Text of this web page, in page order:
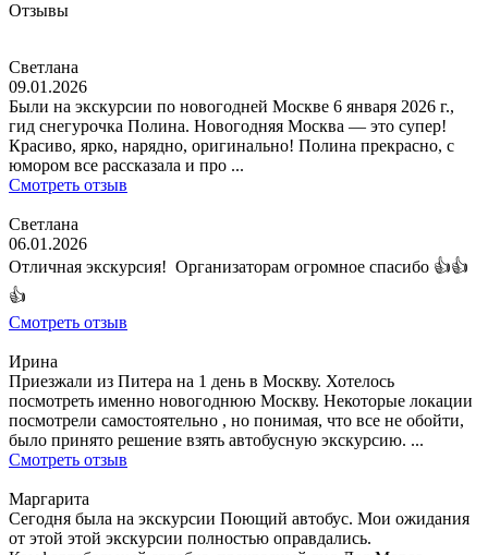
Отзывы
Светлана
09.01.2026
Были на экскурсии по новогодней Москве 6 января 2026 г.,
гид снегурочка Полина. Новогодняя Москва — это супер!
Красиво, ярко, нарядно, оригинально! Полина прекрасно, с
юмором все рассказала и про ...
Смотреть отзыв
Светлана
06.01.2026
Отличная экскурсия! Организаторам огромное спасибо 👍👍
👍
Смотреть отзыв
Ирина
Приезжали из Питера на 1 день в Москву. Хотелось
посмотреть именно новогоднюю Москву. Некоторые локации
посмотрели самостоятельно , но понимая, что все не обойти,
было принято решение взять автобусную экскурсию. ...
Смотреть отзыв
Маргарита
Сегодня была на экскурсии Поющий автобус. Мои ожидания
от этой этой экскурсии полностью оправдались.